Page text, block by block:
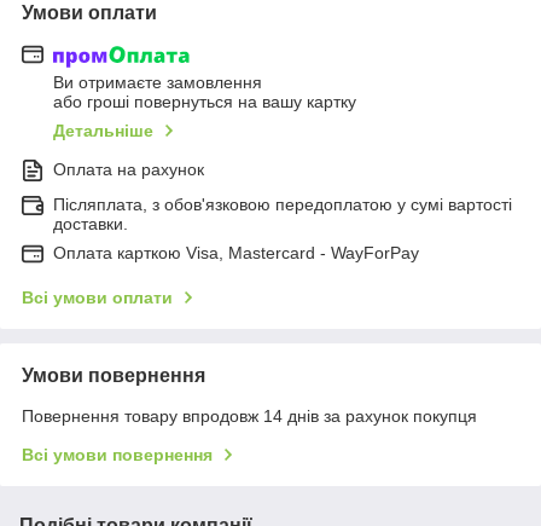
Умови оплати
Ви отримаєте замовлення
або гроші повернуться на вашу картку
Детальніше
Оплата на рахунок
Післяплата, з обов'язковою передоплатою у сумі вартості
доставки.
Оплата карткою Visa, Mastercard - WayForPay
Всі умови оплати
Умови повернення
Повернення товару впродовж 14 днів за рахунок покупця
Всі умови повернення